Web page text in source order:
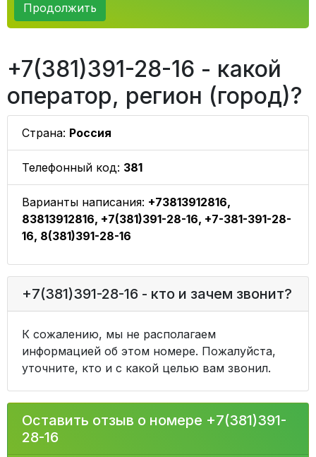
Продолжить
+7(381)391-28-16 - какой
оператор, регион (город)?
Страна: Россия
Телефонный код: 381
Варианты написания: +73813912816,
83813912816, +7(381)391-28-16, +7-381-391-28-
16, 8(381)391-28-16
+7(381)391-28-16 - кто и зачем звонит?
К сожалению, мы не располагаем
информацией об этом номере. Пожалуйста,
уточните, кто и с какой целью вам звонил.
Оставить отзыв о номере +7(381)391-
28-16